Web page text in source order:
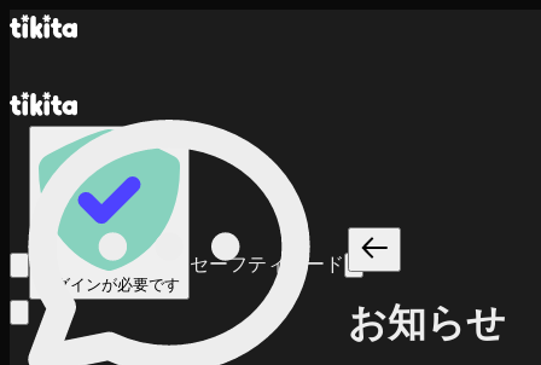
ログインが必要です
セーフティモード
お知らせ